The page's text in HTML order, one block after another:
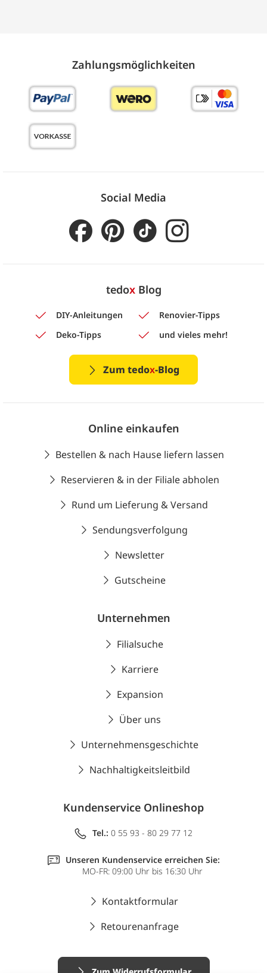
Zahlungs­möglich­keiten
Social Media
tedoxBlog
DIY-Anleitungen
Renovier-Tipps
Deko-Tipps
und vieles mehr!
Zum tedox-Blog
Online einkaufen
Bestellen & nach Hause liefern lassen
Reservieren & in der Filiale abholen
Rund um Lieferung & Versand
Sendungsverfolgung
Newsletter
Gutscheine
Unternehmen
Filialsuche
Karriere
Expansion
Über uns
Unternehmensgeschichte
Nachhaltigkeitsleitbild
Kundenservice Onlineshop
Tel.: 0 55 93 - 80 29 77 12
Unseren Kundenservice erreichen Sie:
MO-FR: 09:00 Uhr bis 16:30 Uhr
Kontaktformular
Retourenanfrage